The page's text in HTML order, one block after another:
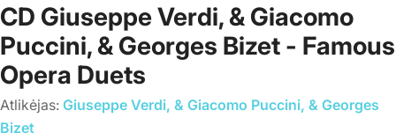
CD Giuseppe Verdi, & Giacomo
Puccini, & Georges Bizet - Famous
Opera Duets
Atlikėjas: Giuseppe Verdi, & Giacomo Puccini, & Georges
Bizet